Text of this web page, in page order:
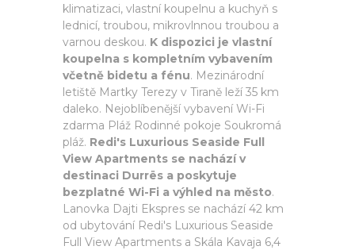
klimatizaci, vlastní koupelnu a kuchyň s
lednicí, troubou, mikrovlnnou troubou a
varnou deskou. K dispozici je vlastní
koupelna s kompletním vybavením
včetně bidetu a fénu. Mezinárodní
letiště Martky Terezy v Tiraně leží 35 km
daleko. Nejoblíbenější vybavení Wi-Fi
zdarma Pláž Rodinné pokoje Soukromá
pláž. Redi's Luxurious Seaside Full
View Apartments se nachází v
destinaci Durrës a poskytuje
bezplatné Wi-Fi a výhled na město.
Lanovka Dajti Ekspres se nachází 42 km
od ubytování Redi's Luxurious Seaside
Full View Apartments a Skála Kavaja 6,4